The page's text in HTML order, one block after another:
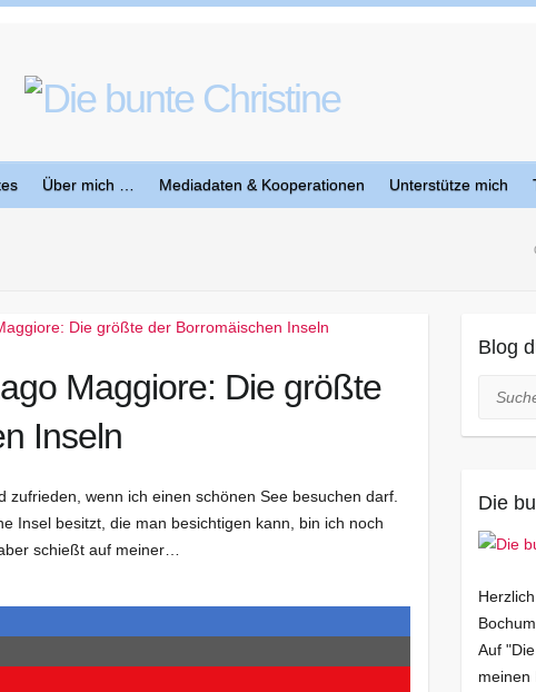
Über mich … Mediadaten & Kooperationen Unterstütze mich
Maggiore: Die größte
Inseln
zufrieden, wenn ich einen schönen See besuchen darf.
Insel besitzt, die man besichtigen kann, bin ich noch
schießt auf meiner…
Blog
Suche
Die
Auf
meinen